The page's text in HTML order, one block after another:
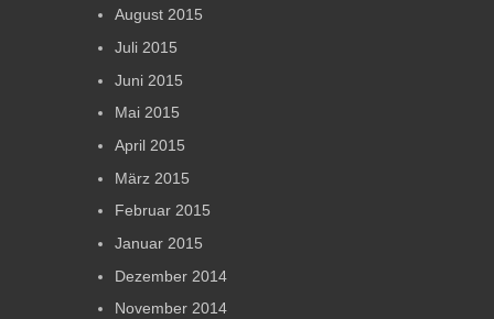
August 2015
Juli 2015
Juni 2015
Mai 2015
April 2015
März 2015
Februar 2015
Januar 2015
Dezember 2014
November 2014